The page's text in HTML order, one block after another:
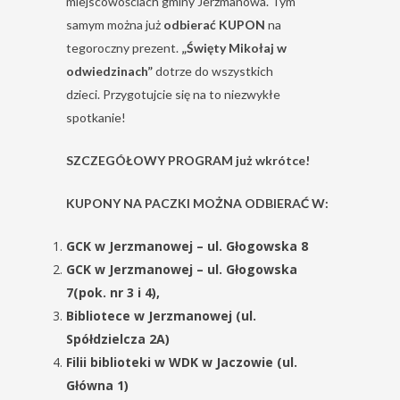
samym można już odbierać KUPON na
tegoroczny prezent. „Święty Mikołaj w
odwiedzinach”dotrze do wszystkich
dzieci. Przygotujcie się na to niezwykłe
spotkanie!
SZCZEGÓŁOWY PROGRAM już wkrótce!
KUPONY NA PACZKI MOŻNA ODBIERAĆ W:
GCK w Jerzmanowej – ul. Głogowska 8
GCK w Jerzmanowej – ul. Głogowska
7(pok. nr 3 i 4),
Bibliotece w Jerzmanowej (ul.
Spółdzielcza 2A)
Filii biblioteki w WDK w Jaczowie (ul.
Główna 1)